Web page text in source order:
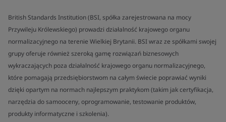
British Standards Institution (BSI, spółka zarejestrowana na mocy
Przywileju Królewskiego) prowadzi działalność krajowego organu
normalizacyjnego na terenie Wielkiej Brytanii. BSI wraz ze spółkami swojej
grupy oferuje również szeroką gamę rozwiązań biznesowych
wykraczających poza działalność krajowego organu normalizacyjnego,
które pomagają przedsiębiorstwom na całym świecie poprawiać wyniki
dzięki opartym na normach najlepszym praktykom (takim jak certyfikacja,
narzędzia do samooceny, oprogramowanie, testowanie produktów,
produkty informatyczne i szkolenia).